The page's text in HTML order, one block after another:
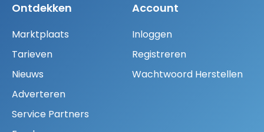
Ontdekken
Marktplaats
Tarieven
Nieuws
Adverteren
Service Partners
Account
Inloggen
Registreren
Wachtwoord Herstellen